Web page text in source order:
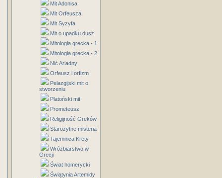
Mit Adonisa
Mit Orfeusza
Mit Syzyfa
Mit o upadku dusz
Mitologia grecka - 1
Mitologia grecka - 2
Nić Ariadny
Orfeusz i orfizm
Pelazgijski mit o
stworzeniu
Platoński mit
Prometeusz
Religijność Greków
Starożytne misteria
Tajemnica Krety
Wróżbiarstwo w
Grecji
Świat homerycki
Świątynia Artemidy